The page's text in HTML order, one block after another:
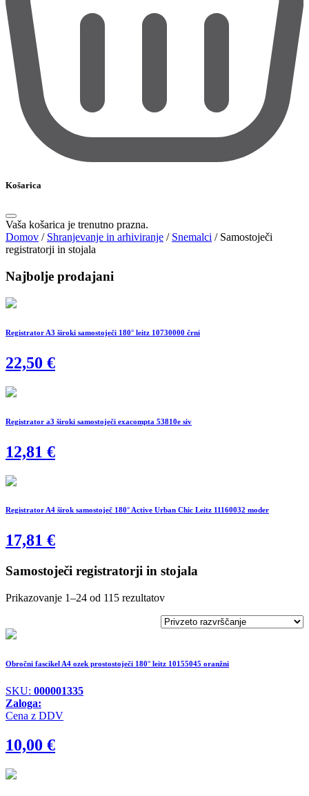
Košarica
Vaša košarica je trenutno prazna.
Domov / Shranjevanje in arhiviranje / Snemalci / Samostoječi
registratorji in stojala
Najbolje prodajani
Registrator A3 široki samostoječi 180° leitz 10730000 črni
22,50 €
Registrator a3 široki samostoječi exacompta 53810e siv
12,81 €
Registrator A4 širok samostoječ 180° Active Urban Chic Leitz 11160032 moder
17,81 €
Samostoječi registratorji in stojala
Prikazovanje 1–24 od 115 rezultatov
Obročni fascikel A4 ozek prostostoječi 180° leitz 10155045 oranžni
SKU: 000001335
Zaloga:
Cena z DDV
10,00 €